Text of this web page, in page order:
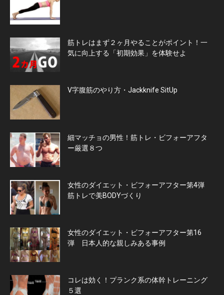
筋トレはまず２ヶ月やることがポイント！一
気に向上する「初期効果」を体験せよ
V字腹筋のやり方・Jackknife SitUp
細マッチョの男性！筋トレ・ビフォーアフタ
ー厳選８つ
女性のダイエット・ビフォーアフター第4弾
筋トレで美BODYづくり
女性のダイエット・ビフォーアフター第16
弾 日本人的な親しみある事例
コレは効く！プランク系の体幹トレーニング
５選